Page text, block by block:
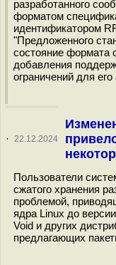
разработанного
форматом
идентификатором
"Предложенного
состояние формата
добавления
ограничений для
· 22.12.2024
Пользователи
сжатого хранения
проблемой,
ядра Linux до
Void и других
предлагающих